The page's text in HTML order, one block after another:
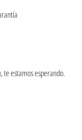
te estamos esperando.